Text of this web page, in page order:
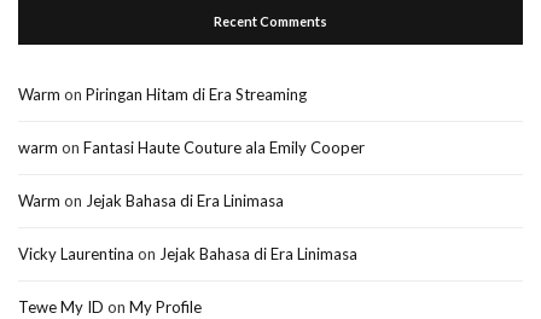
Recent Comments
Warm on Piringan Hitam di Era Streaming
warm on Fantasi Haute Couture ala Emily Cooper
Warm on Jejak Bahasa di Era Linimasa
Vicky Laurentina on Jejak Bahasa di Era Linimasa
Tewe My ID on My Profile